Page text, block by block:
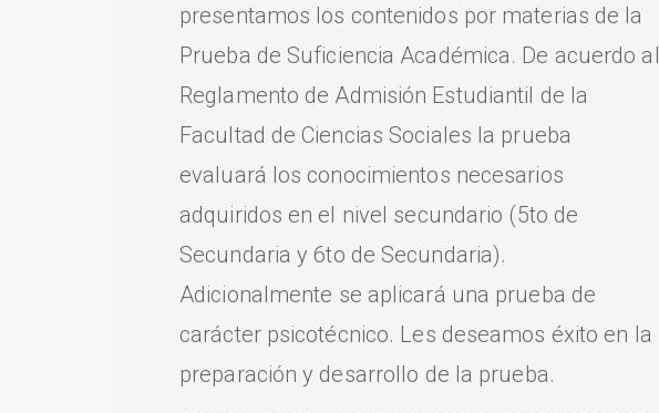
presentamos los contenidos por materias de la
Prueba de Suficiencia Académica. De acuerdo al
Reglamento de Admisión Estudiantil de la
Facultad de Ciencias Sociales la prueba
evaluará los conocimientos necesarios
adquiridos en el nivel secundario (5to de
Secundaria y 6to de Secundaria).
Adicionalmente se aplicará una prueba de
carácter psicotécnico. Les deseamos éxito en la
preparación y desarrollo de la prueba.